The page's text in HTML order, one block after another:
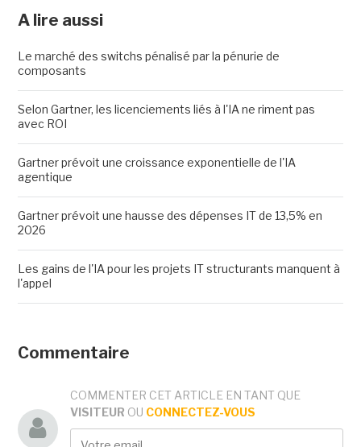
A lire aussi
Le marché des switchs pénalisé par la pénurie de
composants
Selon Gartner, les licenciements liés à l'IA ne riment pas
avec ROI
Gartner prévoit une croissance exponentielle de l'IA
agentique
Gartner prévoit une hausse des dépenses IT de 13,5% en
2026
Les gains de l'IA pour les projets IT structurants manquent à
l'appel
Commentaire
COMMENTER CET ARTICLE EN TANT QUE
VISITEUR OU CONNECTEZ-VOUS